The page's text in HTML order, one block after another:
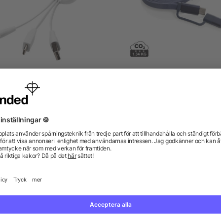
The Troop 3-i-1 laddkabel
från 15,06 kr från 57,81 kr
Vi har svaren.